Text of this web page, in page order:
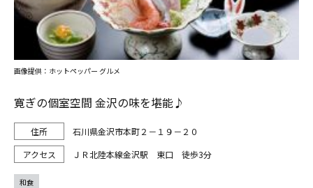
寛ぎの個室空間 金沢の味を堪能♪
石川県金沢市本町２－１９－２０
ＪＲ北陸本線金沢駅 東口 徒歩3分
画像提供：ホットペッパー グルメ
和食